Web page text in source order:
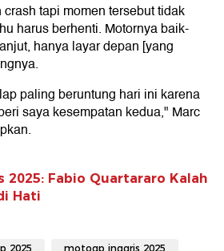
tapi momen tersebut tidak
harus berhenti. Motornya baik-
hanya layar depan [yang
paling beruntung hari ini karena
saya kesempatan kedua," Marc
2025: Fabio Quartararo Kalah
Hati
2025 motogp inggris 2025